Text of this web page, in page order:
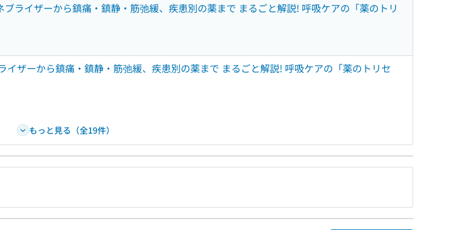
ライザーから鎮痛・鎮静・筋弛緩、疾患別の薬まで まるごと解説! 呼吸ケアの「薬のトリ
ザーから鎮痛・鎮静・筋弛緩、疾患別の薬まで まるごと解説! 呼吸ケアの「薬のトリセ
もっと見る（全19件）